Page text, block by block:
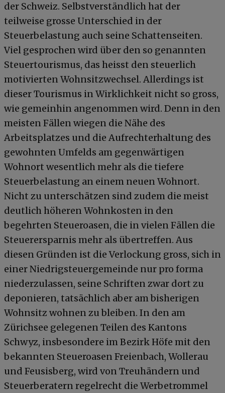
der Schweiz. Selbstverständlich hat der
teilweise grosse Unterschied in der
Steuerbelastung auch seine Schattenseiten.
Viel gesprochen wird über den so genannten
Steuertourismus, das heisst den steuerlich
motivierten Wohnsitzwechsel. Allerdings ist
dieser Tourismus in Wirklichkeit nicht so gross,
wie gemeinhin angenommen wird. Denn in den
meisten Fällen wiegen die Nähe des
Arbeitsplatzes und die Aufrechterhaltung des
gewohnten Umfelds am gegenwärtigen
Wohnort wesentlich mehr als die tiefere
Steuerbelastung an einem neuen Wohnort.
Nicht zu unterschätzen sind zudem die meist
deutlich höheren Wohnkosten in den
begehrten Steueroasen, die in vielen Fällen die
Steuerersparnis mehr als übertreffen. Aus
diesen Gründen ist die Verlockung gross, sich in
einer Niedrigsteuergemeinde nur pro forma
niederzulassen, seine Schriften zwar dort zu
deponieren, tatsächlich aber am bisherigen
Wohnsitz wohnen zu bleiben. In den am
Zürichsee gelegenen Teilen des Kantons
Schwyz, insbesondere im Bezirk Höfe mit den
bekannten Steueroasen Freienbach, Wollerau
und Feusisberg, wird von Treuhändern und
Steuerberatern regelrecht die Werbetrommel